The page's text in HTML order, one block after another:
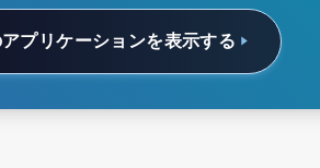
プリケーションを表示する